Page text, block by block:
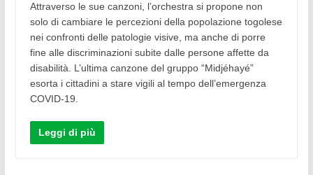
Attraverso le sue canzoni, l’orchestra si propone non
solo di cambiare le percezioni della popolazione togolese
nei confronti delle patologie visive, ma anche di porre
fine alle discriminazioni subite dalle persone affette da
disabilità. L’ultima canzone del gruppo “Midjéhayé”
esorta i cittadini a stare vigili al tempo dell’emergenza
COVID-19.
Leggi di più